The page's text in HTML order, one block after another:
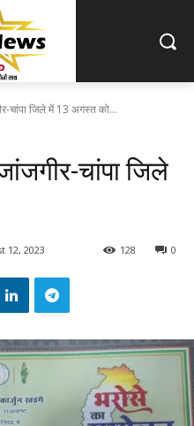
चांपा जिले में 13 अगस्त को…
चांपा जिले
12, 2023 0
128